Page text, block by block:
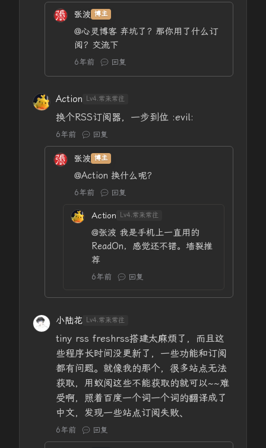
张波 博主
@心灵博客 弃坑了？那你用了什么订
阅？交流下
6年前 回复
Action Lv4.常来常往
换个RSS订阅器，一步到位 :evil:
6年前 回复
张波 博主
@Action 换什么呢？
6年前 回复
Action Lv4.常来常往
@张波 我是手机上一直用的
ReadOn，感觉还不错。墙裂推
荐
6年前 回复
小陆花 Lv4.常来常往
tiny rss freshrss搭建太麻烦了，而且这
些程序长时间没更新了，一些功能和订阅
都有问题。就像我的那个，很多站点无法
获取，用蚁阅这些不能获取的就可以~~难
受啊，照着百度一个词一个词的翻译成了
中文，发现一些站点订阅失败、
6年前 回复